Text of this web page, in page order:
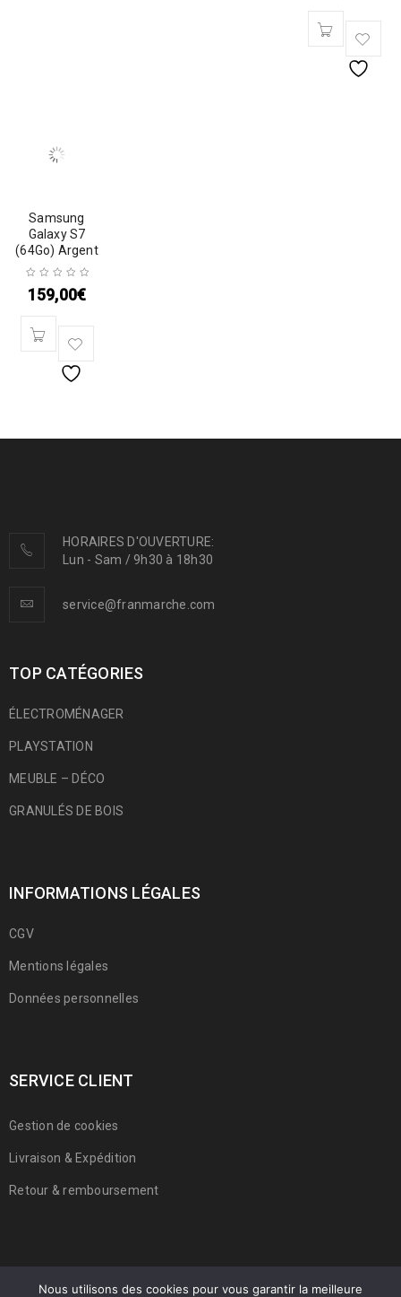
Samsung
Galaxy S7
(64Go) Argent
159,00€
HORAIRES D'OUVERTURE:
Lun - Sam / 9h30 à 18h30
service@franmarche.com
TOP CATÉGORIES
ÉLECTROMÉNAGER
PLAYSTATION
MEUBLE – DÉCO
GRANULÉS DE BOIS
INFORMATIONS LÉGALES
CGV
Mentions légales
Données personnelles
SERVICE CLIENT
Gestion de cookies
Livraison & Expédition
Retour & remboursement
Nous utilisons des cookies pour vous garantir la meilleure